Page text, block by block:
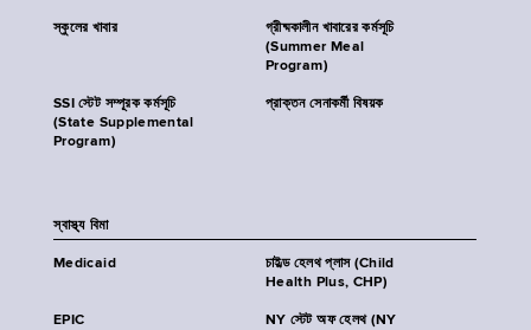
স্কুলের খাবার
গ্রীষ্মকালীন খাবারের কর্মসূচি
(Summer Meal
Program)
SSI স্টেট সম্পূরক কর্মসূচি
(State Supplemental
Program)
প্রাক্তন সেনাকর্মী বিষয়ক
স্বাস্থ্য বিমা
Medicaid
চাইল্ড হেলথ প্লাস (Child
Health Plus, CHP)
EPIC
NY স্টেট অফ হেলথ (NY